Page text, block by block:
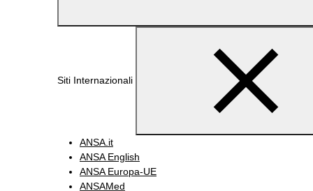
Siti Internazionali
ANSA.it
ANSA English
ANSA Europa-UE
ANSAMed